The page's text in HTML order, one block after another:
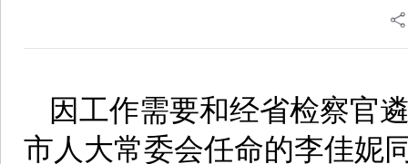
因工作需要和经省检察官
市人大常委会任命的李佳妮